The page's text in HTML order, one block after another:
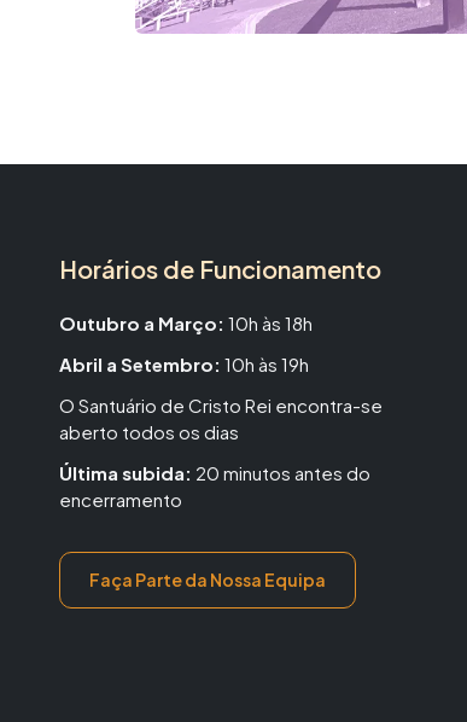
Horários de Funcionamento
Outubro a Março: 10h às 18h
Abril a Setembro: 10h às 19h
O Santuário de Cristo Rei encontra-se
aberto todos os dias
Última subida: 20 minutos antes do
encerramento
Faça Parte da Nossa Equipa